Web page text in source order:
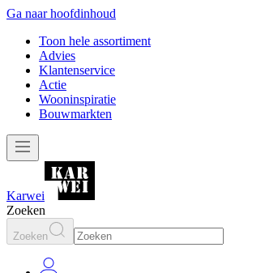
Ga naar hoofdinhoud
Toon hele assortiment
Advies
Klantenservice
Actie
Wooninspiratie
Bouwmarkten
Karwei
Zoeken
Zoeken